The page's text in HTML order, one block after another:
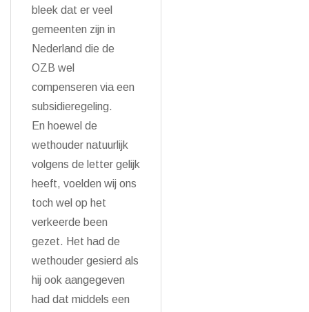
bleek dat er veel
gemeenten zijn in
Nederland die de
OZB wel
compenseren via een
subsidieregeling.
En hoewel de
wethouder natuurlijk
volgens de letter gelijk
heeft, voelden wij ons
toch wel op het
verkeerde been
gezet. Het had de
wethouder gesierd als
hij ook aangegeven
had dat middels een